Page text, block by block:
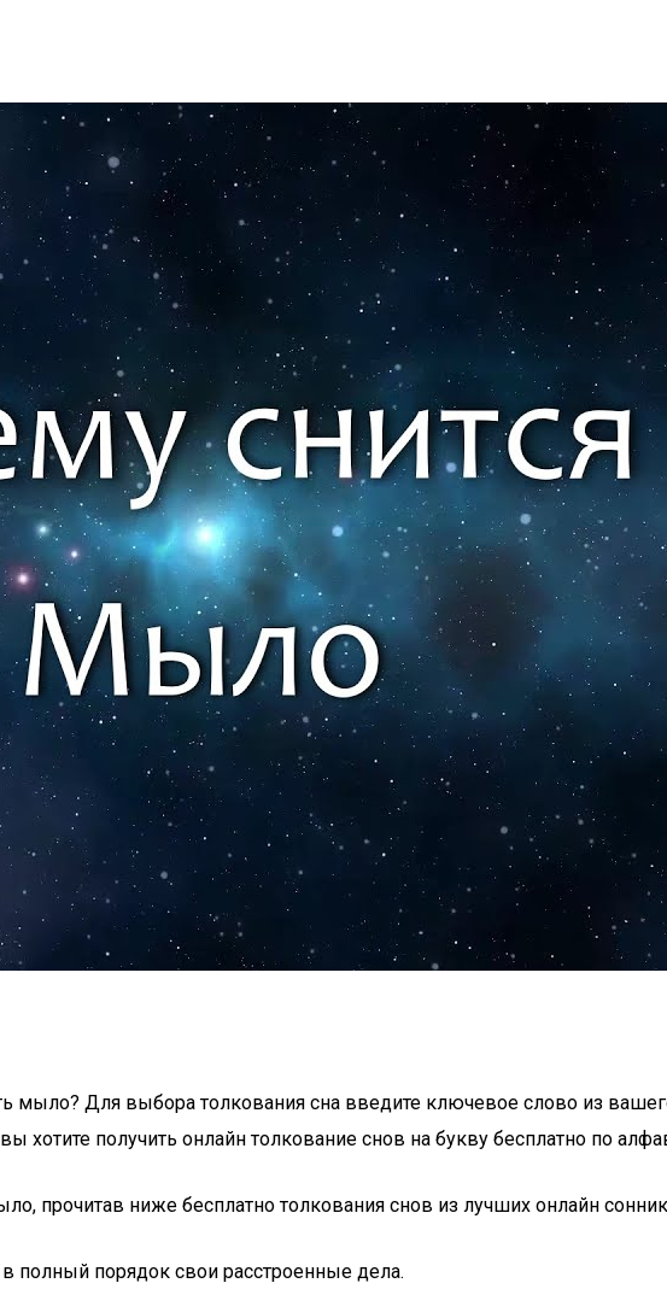
мыло? Для выбора толкования сна введите ключевое слово из
хотите получить онлайн толкование снов на букву бесплатно по
прочитав ниже бесплатно толкования снов из лучших онлайн
полный порядок свои расстроенные дела.